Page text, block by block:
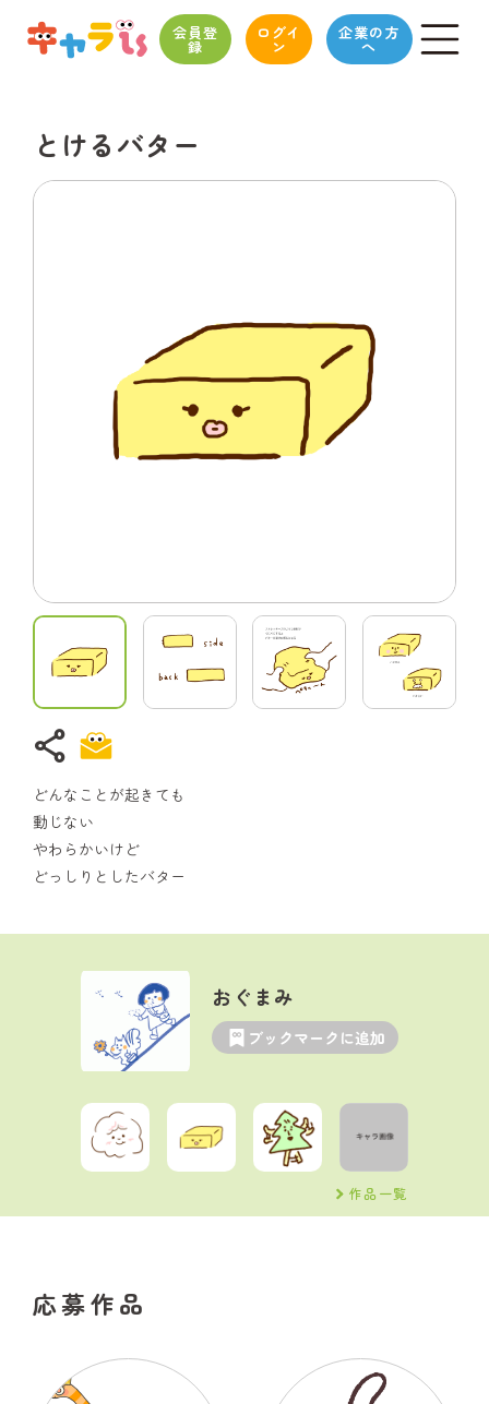
会員登
録
ログイ
ン
企業の方
へ
とけるバター
share
どんなことが起きても
動じない
やわらかいけど
どっしりとしたバター
おぐまみ
ブックマークに追加
作品一覧
応募作品